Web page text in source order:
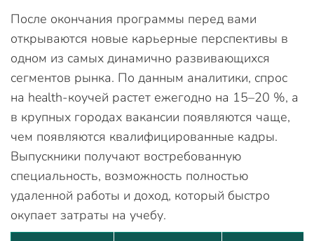
После окончания программы перед вами
открываются новые карьерные перспективы в
одном из самых динамично развивающихся
сегментов рынка. По данным аналитики, спрос
на health-коучей растет ежегодно на 15–20 %, а
в крупных городах вакансии появляются чаще,
чем появляются квалифицированные кадры.
Выпускники получают востребованную
специальность, возможность полностью
удаленной работы и доход, который быстро
окупает затраты на учебу.